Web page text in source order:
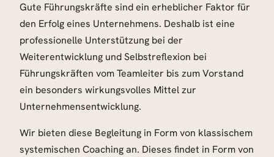
Gute Führungskräfte sind ein erheblicher Faktor für
den Erfolg eines Unternehmens. Deshalb ist eine
professionelle Unterstützung bei der
Weiterentwicklung und Selbstreflexion bei
Führungskräften vom Teamleiter bis zum Vorstand
ein besonders wirkungsvolles Mittel zur
Unternehmensentwicklung.
Wir bieten diese Begleitung in Form von klassischem
systemischen Coaching an. Dieses findet in Form von